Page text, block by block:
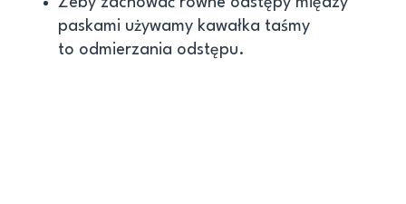
paskami używamy kawałka taśmy
to odmierzania odstępu.